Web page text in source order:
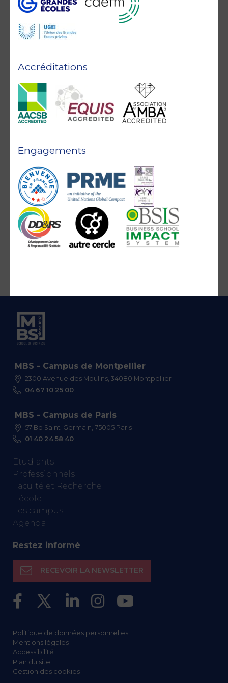
Accréditations
Engagements
MBS - Campus de Montpellier
2300 Avenue des Moulins, 34080 Montpellier
04 67 10 25 00
MBS - Campus de Paris
57 Bd Saint-Germain, 75005 Paris
01 40 24 58 40
Etudiants
Professionnels
Faculté et Recherche
L’école
Les campus
Agenda
Restez informé
RECEVOIR LA NEWSLETTER
Politique de données personnelles
Mentions légales
Accessibilité
Plan du site
Gestion des cookies